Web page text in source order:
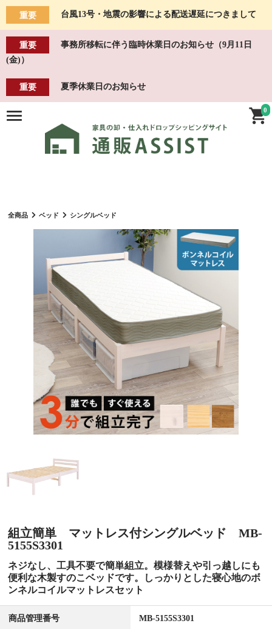
重要 台風13号・地震の影響による配送遅延につきまして
重要
事務所移転に伴う臨時休業日のお知らせ（9月11日
(金)）
重要 夏季休業日のお知らせ
0
全商品 ベッド シングルベッド
組立簡単 マットレス付シングルベッド MB-
5155S3301
ネジなし、工具不要で簡単組立。模様替えや引っ越しにも
便利な木製すのこベッドです。しっかりとした寝心地のボ
ンネルコイルマットレスセット
商品管理番号 MB-5155S3301